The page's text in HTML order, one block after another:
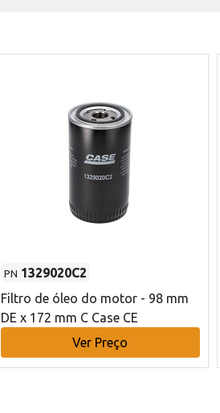
PN 1329020C2
Filtro de óleo do motor - 98 mm
DE x 172 mm C Case CE
Ver Preço